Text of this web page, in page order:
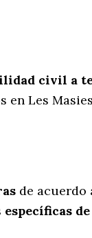
civil a
Les
de acuerdo
específicas